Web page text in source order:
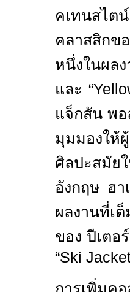
คเทนสไต
คลาสสิกข
หนึ่งในผล
และ
แจ็กสัน พอ
มุมมองให้
ศิลปะสมัย
อังกฤษ ฮ
ผลงานที่เ
ของ ปีเตอ
“Ski
การเพิ่มค